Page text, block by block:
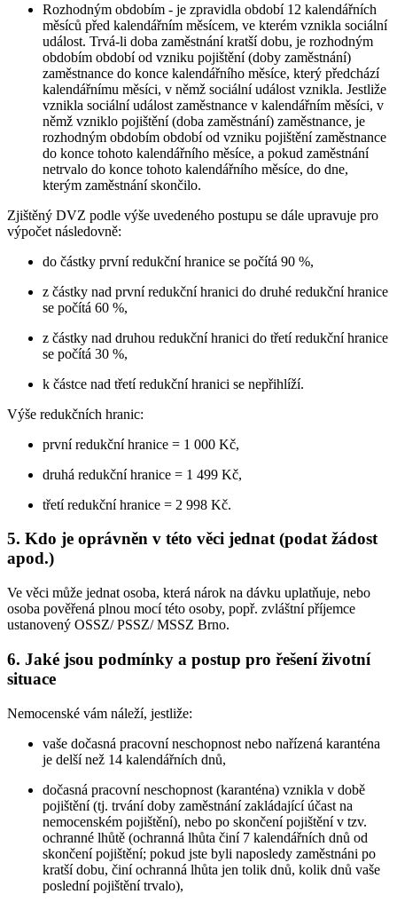
Rozhodným obdobím - je zpravidla období 12 kalendářních
měsíců před kalendářním měsícem, ve kterém vznikla sociální
událost. Trvá-li doba zaměstnání kratší dobu, je rozhodným
obdobím období od vzniku pojištění (doby zaměstnání)
zaměstnance do konce kalendářního měsíce, který předchází
kalendářnímu měsíci, v němž sociální událost vznikla. Jestliže
vznikla sociální událost zaměstnance v kalendářním měsíci, v
němž vzniklo pojištění (doba zaměstnání) zaměstnance, je
rozhodným obdobím období od vzniku pojištění zaměstnance
do konce tohoto kalendářního měsíce, a pokud zaměstnání
netrvalo do konce tohoto kalendářního měsíce, do dne,
kterým zaměstnání skončilo.
Zjištěný DVZ podle výše uvedeného postupu se dále upravuje pro
výpočet následovně:
do částky první redukční hranice se počítá 90 %,
z částky nad první redukční hranici do druhé redukční hranice
se počítá 60 %,
z částky nad druhou redukční hranici do třetí redukční hranice
se počítá 30 %,
k částce nad třetí redukční hranici se nepřihlíží.
Výše redukčních hranic:
první redukční hranice = 1 000 Kč,
druhá redukční hranice = 1 499 Kč,
třetí redukční hranice = 2 998 Kč.
5. Kdo je oprávněn v této věci jednat (podat žádost
apod.)
Ve věci může jednat osoba, která nárok na dávku uplatňuje, nebo
osoba pověřená plnou mocí této osoby, popř. zvláštní příjemce
ustanovený OSSZ/ PSSZ/ MSSZ Brno.
6. Jaké jsou podmínky a postup pro řešení životní
situace
Nemocenské vám náleží, jestliže:
vaše dočasná pracovní neschopnost nebo nařízená karanténa
je delší než 14 kalendářních dnů,
dočasná pracovní neschopnost (karanténa) vznikla v době
pojištění (tj. trvání doby zaměstnání zakládající účast na
nemocenském pojištění), nebo po skončení pojištění v tzv.
ochranné lhůtě (ochranná lhůta činí 7 kalendářních dnů od
skončení pojištění; pokud jste byli naposledy zaměstnáni po
kratší dobu, činí ochranná lhůta jen tolik dnů, kolik dnů vaše
poslední pojištění trvalo),